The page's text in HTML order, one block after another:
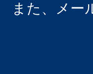
また、メー